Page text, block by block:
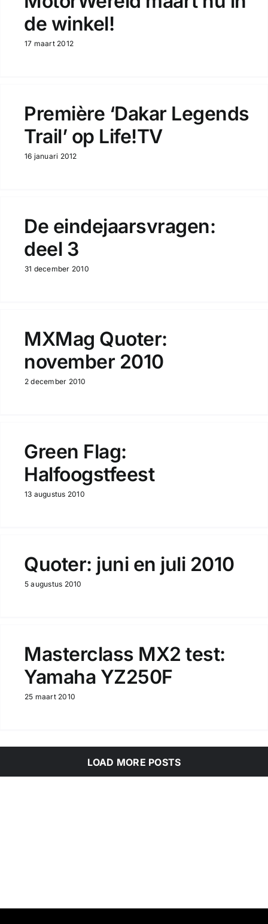
de winkel!
17 maart 2012
Première ‘Dakar Legends
Trail’ op Life!TV
16 januari 2012
De eindejaarsvragen:
deel 3
31 december 2010
MXMag Quoter:
november 2010
2 december 2010
Green Flag:
Halfoogstfeest
13 augustus 2010
Quoter: juni en juli 2010
5 augustus 2010
Masterclass MX2 test:
Yamaha YZ250F
25 maart 2010
LOAD MORE POSTS